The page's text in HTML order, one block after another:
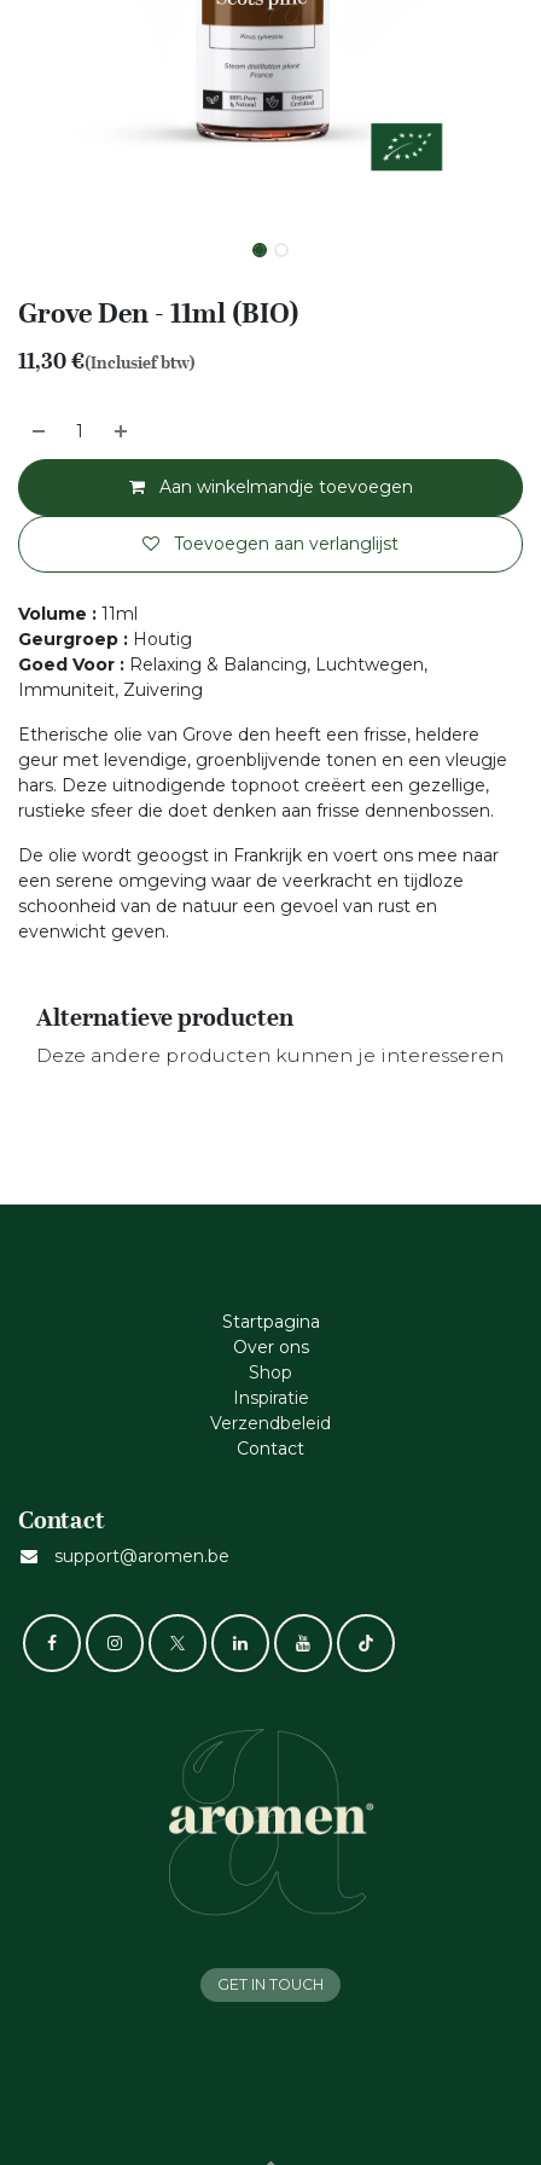
Grove Den - 11ml (BIO)
11,30€(Inclusief btw)
Aan winkelmandje toevoegen
Toevoegen aan verlanglijst
Volume : 11ml
Geurgroep : Houtig
Goed Voor : Relaxing & Balancing, Luchtwegen,
Immuniteit, Zuivering
Etherische olie van Grove den heeft een frisse, heldere
geur met levendige, groenblijvende tonen en een vleugje
hars. Deze uitnodigende topnoot creëert een gezellige,
rustieke sfeer die doet denken aan frisse dennenbossen.
De olie wordt geoogst in Frankrijk en voert ons mee naar
een serene omgeving waar de veerkracht en tijdloze
schoonheid van de natuur een gevoel van rust en
evenwicht geven.
Alternatieve producten
Deze andere producten kunnen je interesseren
Startpagina
Ove​r​ ons
Shop
Inspiratie
Verzendbeleid
Cont​act
Contact
support@aromen.be
GET IN TOUCH